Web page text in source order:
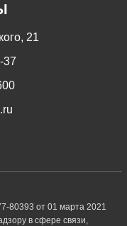
21
37
80393 от 01 марта 2021
в сфере связи,